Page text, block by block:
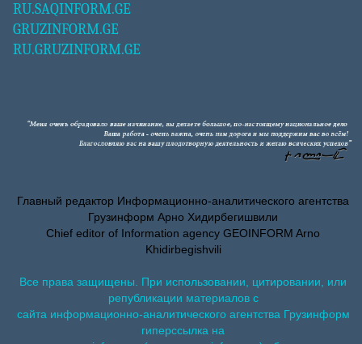
RU.SAQINFORM.GE
GRUZINFORM.GE
RU.GRUZINFORM.GE
Главный редактор Информационно-аналитического агентства
Грузинформ Арно Хидирбегишвили
Chief editor of Information agency GEOINFORM Arno
Khidirbegishvili
Все права защищены. При использовании, цитировании, или
републикации материалов с
сайта информационно-аналитического агентства Грузинформ
гиперссылка на